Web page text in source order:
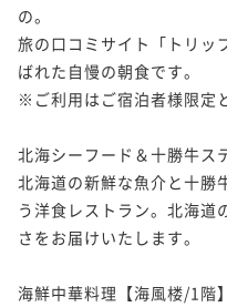
の。
旅の口コミサイト「トリッ
ばれた自慢の朝食です。
※ご利用はご宿泊者様限定
北海シーフード＆十勝牛ス
北海道の新鮮な魚介と十勝
う洋食レストラン。北海道
さをお届けいたします。
海鮮中華料理【海風楼/1階】